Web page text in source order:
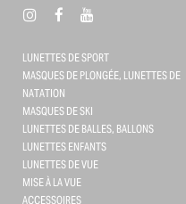
LUNETTES DE SPORT
MASQUES DE PLONGÉE, LUNETTES DE
NATATION
MASQUES DE SKI
LUNETTES DE BALLES, BALLONS
LUNETTES ENFANTS
LUNETTES DE VUE
MISE À LA VUE
ACCESSOIRES
Gestion des cookies